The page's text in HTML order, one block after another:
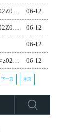
06-12
06-12
06-12
06-12
下一页 末页